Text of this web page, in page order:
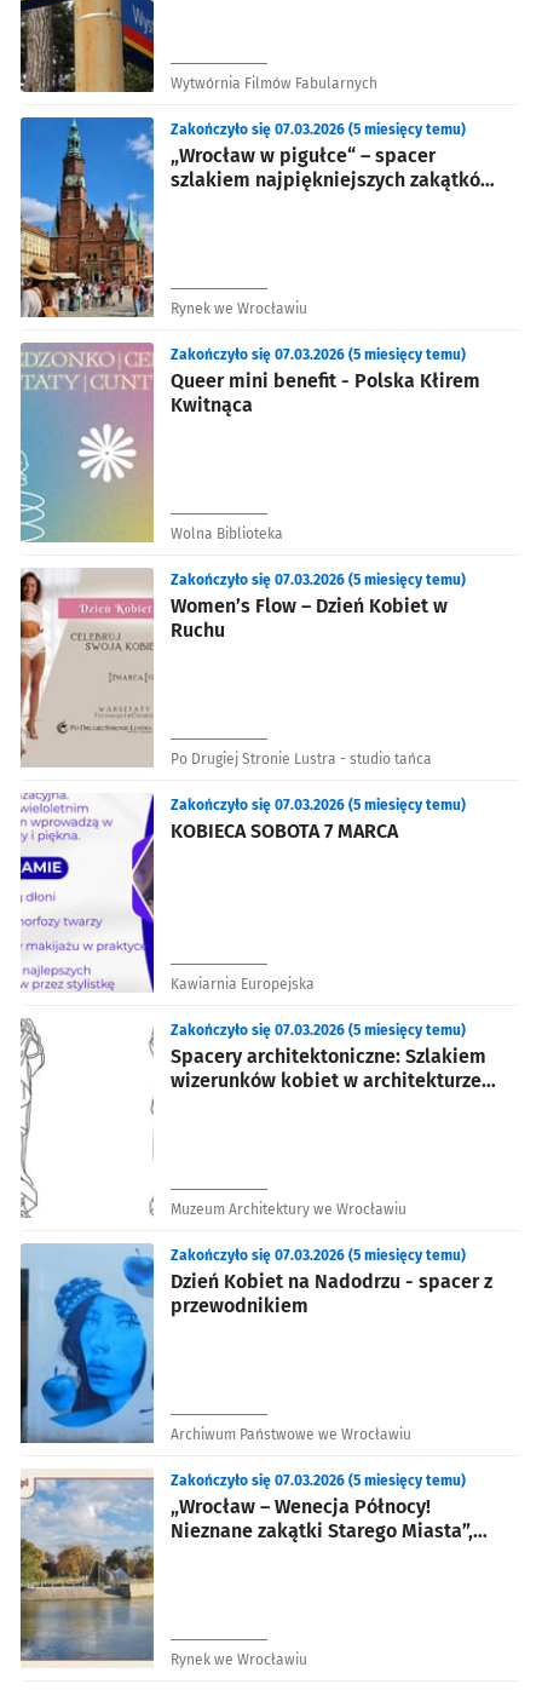
Wytwórnia Filmów Fabularnych
„Wrocław w pigułce“ – spacer
szlakiem najpiękniejszych zakątków
Zakończyło się 07.03.2026 (5 miesięcy temu)
Rynek we Wrocławiu
Queer mini benefit - Polska Kłirem
Kwitnąca
Zakończyło się 07.03.2026 (5 miesięcy temu)
Wolna Biblioteka
Women’s Flow – Dzień Kobiet w
Ruchu
Zakończyło się 07.03.2026 (5 miesięcy temu)
Po Drugiej Stronie Lustra - studio tańca
KOBIECA SOBOTA 7 MARCA
Zakończyło się 07.03.2026 (5 miesięcy temu)
Kawiarnia Europejska
Spacery architektoniczne: Szlakiem
wizerunków kobiet w architekturze
Zakończyło się 07.03.2026 (5 miesięcy temu)
Muzeum Architektury we Wrocławiu
Dzień Kobiet na Nadodrzu - spacer z
przewodnikiem
Zakończyło się 07.03.2026 (5 miesięcy temu)
Archiwum Państwowe we Wrocławiu
„Wrocław – Wenecja Północy!
Nieznane zakątki Starego Miasta”,
Zakończyło się 07.03.2026 (5 miesięcy temu)
Rynek we Wrocławiu